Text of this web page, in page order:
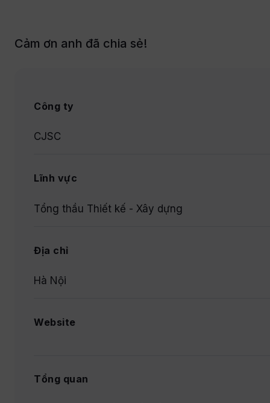
Cảm ơn anh đã chia sẻ!
Công ty
CJSC
Lĩnh vực
Tổng thầu Thiết kế - Xây dựng
Địa chỉ
Hà Nội
Website
Tổng quan